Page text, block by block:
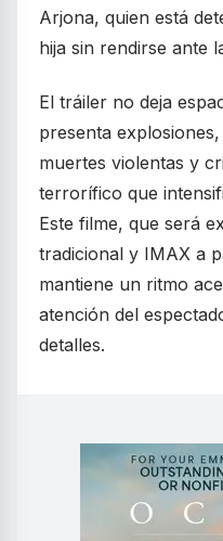
Arjona, quien está
hija sin rendirse ante
El tráiler no deja
presenta
muertes violentas y
terrorífico que
Este filme, que será
tradicional y IMAX a
mantiene un ritmo
atención del
detalles.